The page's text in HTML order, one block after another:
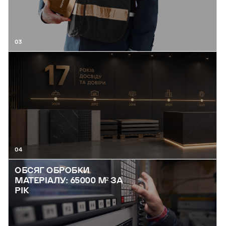
03
04
ОБСЯГ ОБРОБКИ
МАТЕРІАЛУ: 65000 М² ЗА
РІК